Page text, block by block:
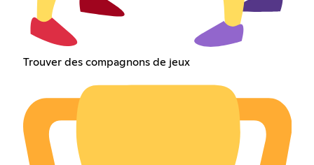
Trouver des compagnons de jeux